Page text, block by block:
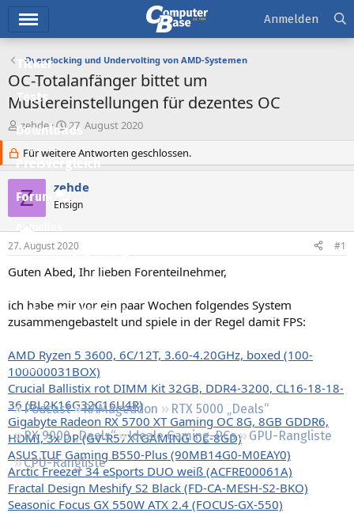
Ticker
Tests
Downloads
Preisvergleich
Forum
Aktuelles
Empfohlene Inhalte
Neueste Aktivitäten
Regeln
Podcast RAMageddon
RTX 5000 „Deals“
RX 9000 „Deals“
Ideale Gaming-PCs
GPU-Rangliste
CPU-Rangliste
Anmelden
Overclocking und Undervolting von AMD-Systemen
OC-Totalanfänger bittet um
Mustereinstellungen für dezentes OC
E
r
s
t
e
l
l
zehde
E
r
s
t
e
l
l
m
27. August 2020
Für weitere Antworten geschlossen.
Z zehde
Ensign
27. August 2020 #1
Guten Abed, Ihr lieben Forenteilnehmer,
ich habe mir vor ein paar Wochen folgendes System
zusammengebastelt und spiele in der Regel damit FPS:
AMD Ryzen 5 3600, 6C/12T, 3.60-4.20GHz, boxed (100-
100000031BOX)
Crucial Ballistix rot DIMM Kit 32GB, DDR4-3200, CL16-18-18-
36 (BL2K16G32C16U4R)
Gigabyte Radeon RX 5700 XT Gaming OC 8G, 8GB GDDR6,
HDMI, 3x DP (GV-R57XTGAMING OC-8GD)
ASUS TUF Gaming B550-Plus (90MB14G0-M0EAY0)
Arctic Freezer 34 eSports DUO weiß (ACFRE00061A)
Fractal Design Meshify S2 Black (FD-CA-MESH-S2-BKO)
Seasonic Focus GX 550W ATX 2.4 (FOCUS-GX-550)